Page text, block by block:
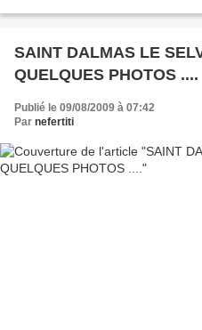
SAINT DALMAS LE
QUELQUES PHOTOS ....
Publié le 09/08/2009 à 07:42
Par nefertiti